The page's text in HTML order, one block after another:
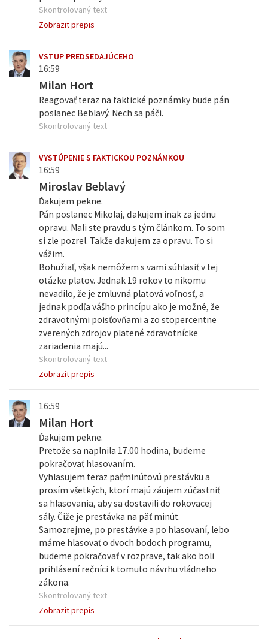
Skontrolovaný text
Zobrazit prepis
VSTUP PREDSEDAJÚCEHO
16:59
Milan Hort
Reagovať teraz na faktické poznámky bude pán
poslanec Beblavý. Nech sa páči.
Skontrolovaný text
VYSTÚPENIE S FAKTICKOU POZNÁMKOU
16:59
Miroslav Beblavý
Ďakujem pekne.
Pán poslanec Mikolaj, ďakujem inak za jednu
opravu. Mali ste pravdu s tým článkom. To som
si zle pozrel. Takže ďakujem za opravu. To si
vážim.
Bohužiaľ, však nemôžem s vami súhlasiť v tej
otázke platov. Jednak 19 rokov to nikomu
nevadilo, že je zmluvná platová voľnosť, a
jednak podľa vášho princípu ako je možné, že
zdravotnými poisťovňami a zo stopercentne
zverených zdrojov platené zdravotnícke
zariadenia majú...
Skontrolovaný text
Zobrazit prepis
16:59
Milan Hort
Ďakujem pekne.
Pretože sa naplnila 17.00 hodina, budeme
pokračovať hlasovaním.
Vyhlasujem teraz päťminútovú prestávku a
prosím všetkých, ktorí majú záujem zúčastniť
sa hlasovania, aby sa dostavili do rokovacej
sály. Čiže je prestávka na päť minút.
Samozrejme, po prestávke a po hlasovaní, lebo
máme hlasovať o dvoch bodoch programu,
budeme pokračovať v rozprave, tak ako boli
prihlásení rečníci k tomuto návrhu vládneho
zákona.
Skontrolovaný text
Zobrazit prepis